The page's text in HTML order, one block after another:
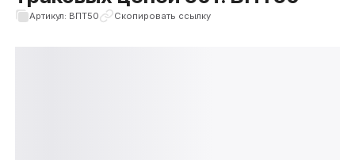
Артикул: ВПТ50 Скопировать ссылку